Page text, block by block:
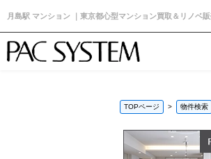
月島駅 マンション ｜東京都心型マンション買取＆リノベ
TOPページ 物件検索